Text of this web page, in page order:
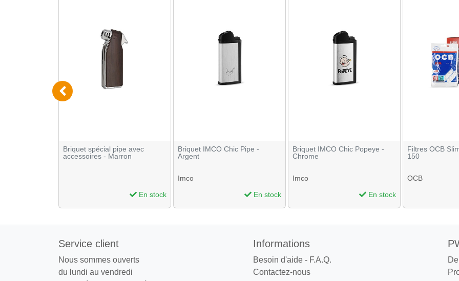
Briquet spécial pipe avec
accessoires - Marron
En stock
Briquet IMCO Chic Pipe -
Argent
Imco
En stock
Briquet IMCO Chic Popeye -
Chrome
Imco
En stock
Filtres OCB
150
OCB
Service client
Nous sommes ouverts
du lundi au vendredi
Informations
Besoin d'aide - F.A.Q.
Contactez-nous